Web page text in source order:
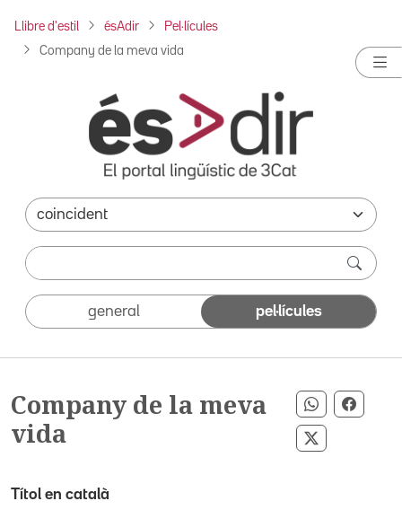
Llibre d'estil ésAdir Pel·lícules
Company de la meva vida
general pel·lícules
Company de la meva
vida
Compartir
Compartir
Títol en català